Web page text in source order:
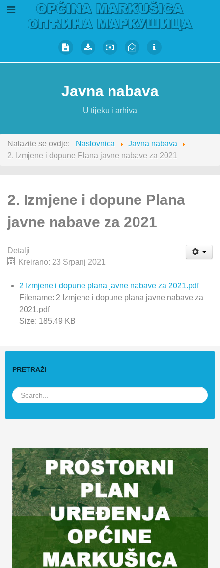
Javna nabava
U tijeku i arhiva
Nalazite se ovdje: Naslovnica
Javna nabava
2. Izmjene i dopune Plana javne nabave za 2021
2. Izmjene i dopune Plana
javne nabave za 2021
Detalji
Kreirano: 23 Srpanj 2021
2 Izmjene i dopune plana javne nabave za 2021.pdf
Filename: 2 Izmjene i dopune plana javne nabave za
2021.pdf
Size: 185.49 KB
PRETRAŽI